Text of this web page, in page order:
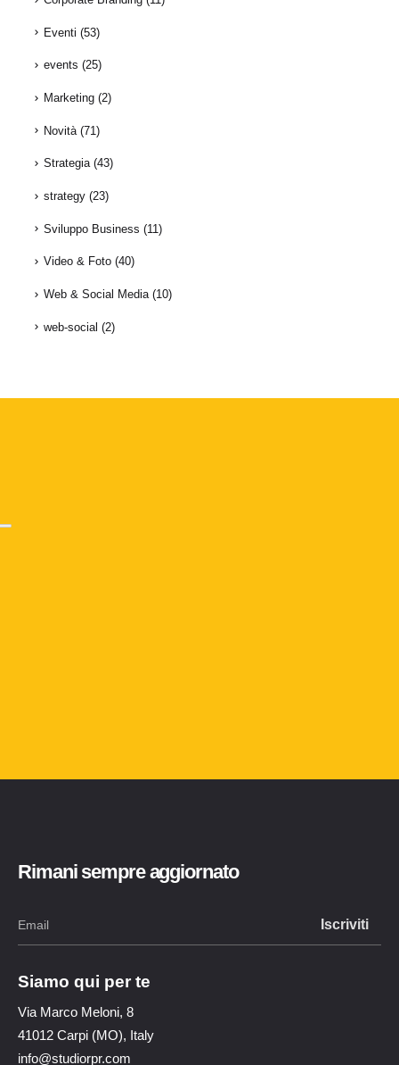
Eventi (53)
events (25)
Marketing(2)
Novità(71)
Strategia(43)
strategy(23)
Sviluppo Business (11)
Video & Foto(40)
Web & Social Media(10)
web-social (2)
Rimani sempre aggiornato
Siamo qui per te
Via Marco Meloni, 8
41012 Carpi (MO), Italy
info@studiorpr.com